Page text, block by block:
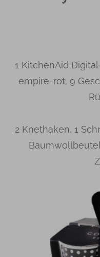
1 KitchenAid
empire-rot, 9
2 Knethaken, 1